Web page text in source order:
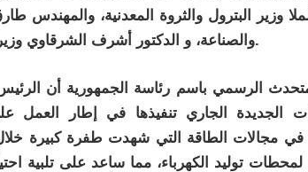
وزير البترول والثروة المعدنية، والمهندس
والصناعة، و الدكتور أشرف الشرقاوي وزير قطاع الأعمال العام.
الرسمي باسم رئاسة الجمهورية أن
الجديدة الجاري تنفيذها في إطار
في مجالات الطاقة التي شهدت طفرة كبيرة
لمحطات توليد الكهرباء، مما ساعد على تلبية